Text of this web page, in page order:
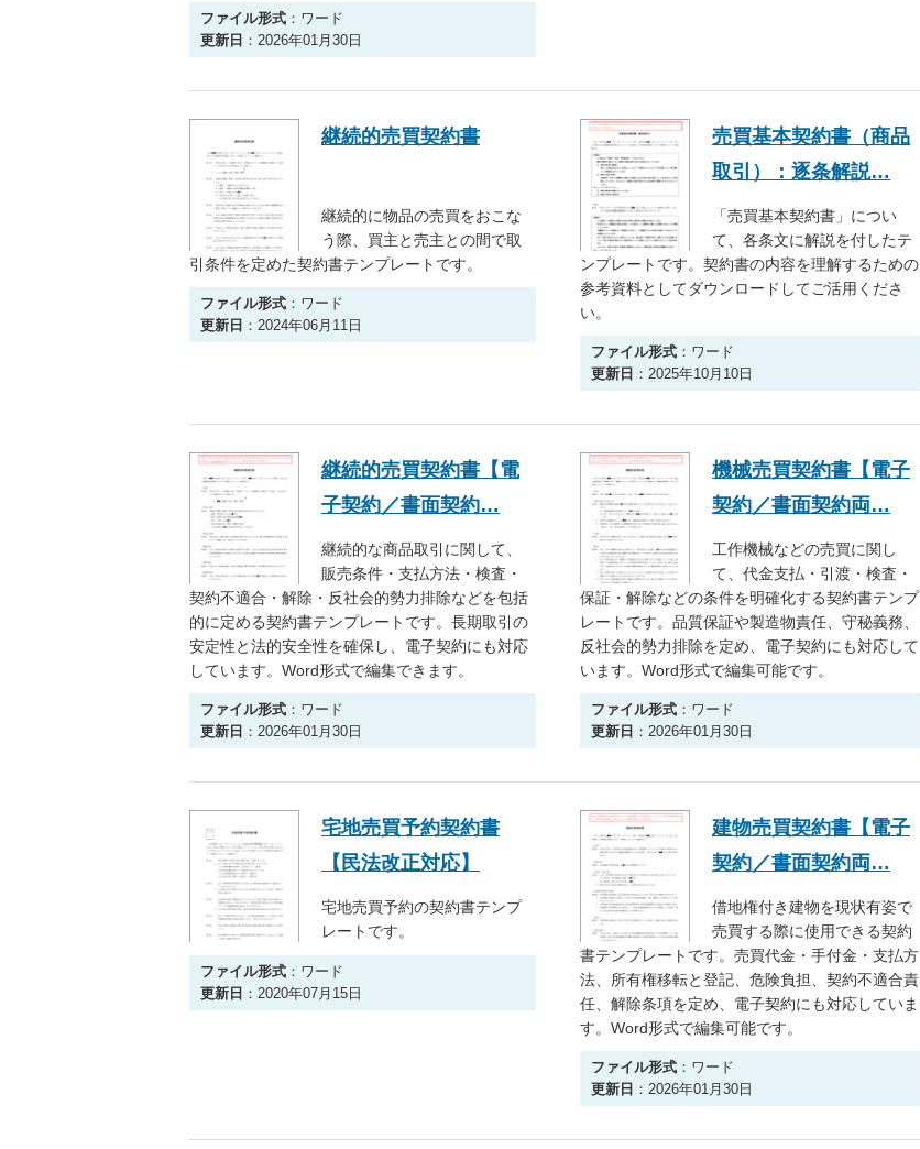
ファイル形式 ：ワード
更新日 ：2026年01月30日
継続的売買契約書
継続的に物品の売買をおこな
う際、買主と売主との間で取
引条件を定めた契約書テンプレートです。
ファイル形式 ：ワード
更新日 ：2024年06月11日
売買基本契約書（商品
取引）：逐条解説…
「売買基本契約書」につい
て、各条文に解説を付したテ
ンプレートです。契約書の内容を理解するための
参考資料としてダウンロードしてご活用くださ
い。
ファイル形式 ：ワード
更新日 ：2025年10月10日
継続的売買契約書【電
子契約／書面契約…
継続的な商品取引に関して、
販売条件・支払方法・検査・
契約不適合・解除・反社会的勢力排除などを包括
的に定める契約書テンプレートです。長期取引の
安定性と法的安全性を確保し、電子契約にも対応
しています。Word形式で編集できます。
ファイル形式 ：ワード
更新日 ：2026年01月30日
機械売買契約書【電子
契約／書面契約両…
工作機械などの売買に関し
て、代金支払・引渡・検査・
保証・解除などの条件を明確化する契約書テンプ
レートです。品質保証や製造物責任、守秘義務、
反社会的勢力排除を定め、電子契約にも対応して
います。Word形式で編集可能です。
ファイル形式 ：ワード
更新日 ：2026年01月30日
宅地売買予約契約書
【民法改正対応】
宅地売買予約の契約書テンプ
レートです。
ファイル形式 ：ワード
更新日 ：2020年07月15日
建物売買契約書【電子
契約／書面契約両…
借地権付き建物を現状有姿で
売買する際に使用できる契約
書テンプレートです。売買代金・手付金・支払方
法、所有権移転と登記、危険負担、契約不適合責
任、解除条項を定め、電子契約にも対応していま
す。Word形式で編集可能です。
ファイル形式 ：ワード
更新日 ：2026年01月30日